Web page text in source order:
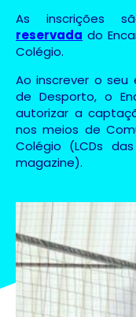
As inscrições
reservada do
Colégio.
Ao inscrever o seu
de Desporto, o
autorizar a
nos meios de
Colégio (LCDs
magazine).